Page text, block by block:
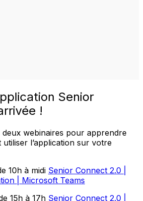
Senior
!
deux webinaires pour apprendre
l’application sur votre
10h à midi Senior Connect 2.0 |
| Microsoft Teams
15h à 17h Senior Connect 2.0 |